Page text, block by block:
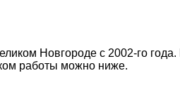
Новгороде с 2002-го
работы можно ниже.